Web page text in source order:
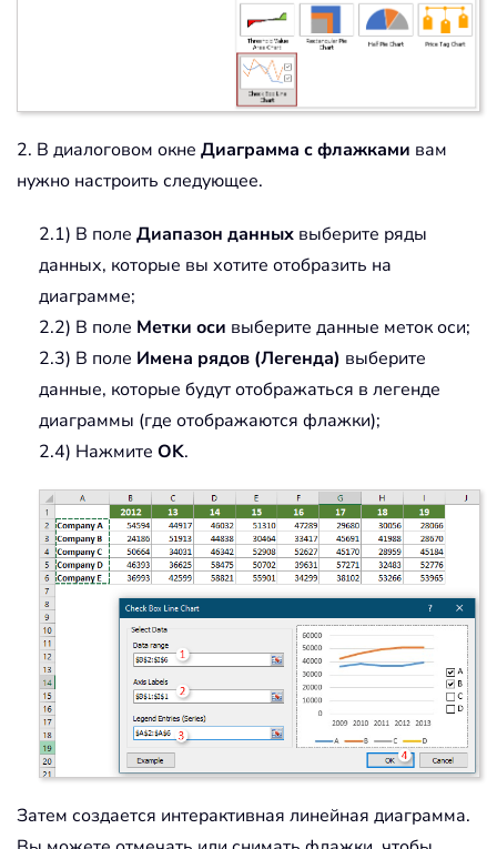
2. В диалоговом окне Диаграмма с флажками вам
нужно настроить следующее.
2.1) В поле Диапазон данных выберите ряды
данных, которые вы хотите отобразить на
диаграмме;
2.2) В поле Метки оси выберите данные меток оси;
2.3) В поле Имена рядов (Легенда) выберите
данные, которые будут отображаться в легенде
диаграммы (где отображаются флажки);
2.4) Нажмите OK.
Затем создается интерактивная линейная диаграмма.